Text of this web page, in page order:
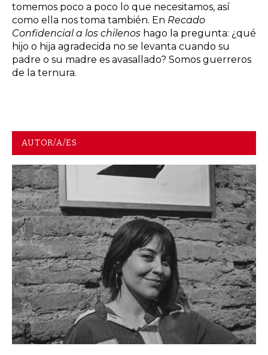
tomemos poco a poco lo que necesitamos, así
como ella nos toma también. En Recado
Confidencial a los chilenos hago la pregunta: ¿qué
hijo o hija agradecida no se levanta cuando su
padre o su madre es avasallado? Somos guerreros
de la ternura.
AUTOR/A/ES